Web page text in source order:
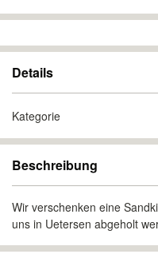
Details
Kategorie
Beschreibung
Wir verschenken eine
uns in Uetersen abgeholt